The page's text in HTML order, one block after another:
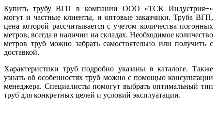
Купить трубу ВГП в компании ООО «ТСК Индустрия+»
могут и частные клиенты, и оптовые заказчики. Труба ВГП,
цена которой рассчитывается с учетом количества погонных
метров, всегда в наличии на складах. Необходимое количество
метров труб можно забрать самостоятельно или получить с
доставкой.
Характеристики труб подробно указаны в каталоге. Также
узнать об особенностях труб можно с помощью консультации
менеджера. Специалисты помогут выбрать оптимальный тип
труб для конкретных целей и условий эксплуатации.